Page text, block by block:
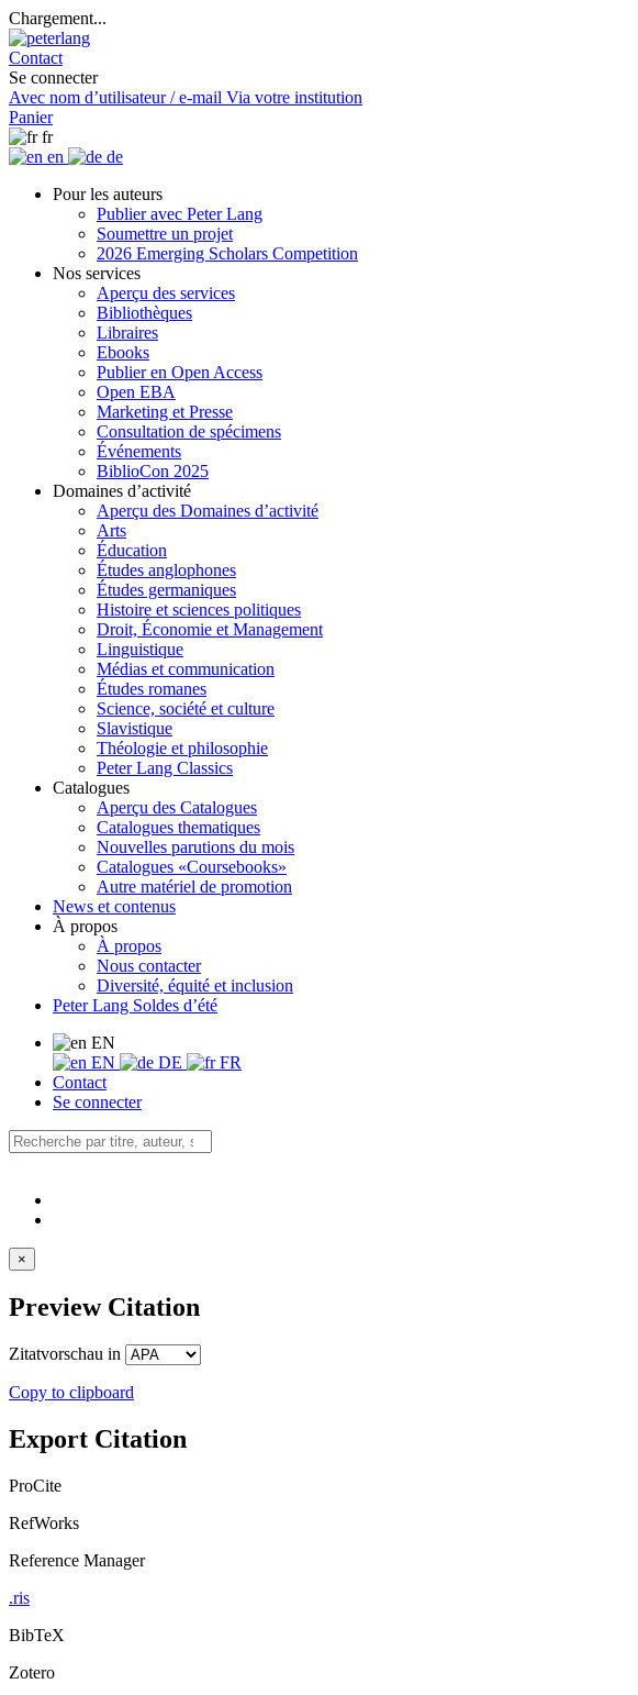
Chargement...
Contact
Se connecter
Avec nom d’utilisateur / e-mail Via votre institution
Panier
fr
en
de
Pour les auteurs
Publier avec Peter Lang
Soumettre un projet
2026 Emerging Scholars Competition
Nos services
Aperçu des services
Bibliothèques
Libraires
Ebooks
Publier en Open Access
Open EBA
Marketing et Presse
Consultation de spécimens
Événements
BiblioCon 2025
Domaines d’activité
Aperçu des Domaines d’activité
Arts
Éducation
Études anglophones
Études germaniques
Histoire et sciences politiques
Droit, Économie et Management
Linguistique
Médias et communication
Études romanes
Science, société et culture
Slavistique
Théologie et philosophie
Peter Lang Classics
Catalogues
Aperçu des Catalogues
Catalogues thematiques
Nouvelles parutions du mois
Catalogues «Coursebooks»
Autre matériel de promotion
News et contenus
À propos
À propos
Nous contacter
Diversité, équité et inclusion
Peter Lang Soldes d’été
EN
EN
DE
FR
Contact
Se connecter
×
Preview Citation
Zitatvorschau in
Copy to clipboard
Export Citation
ProCite
RefWorks
Reference Manager
.ris
BibTeX
Zotero